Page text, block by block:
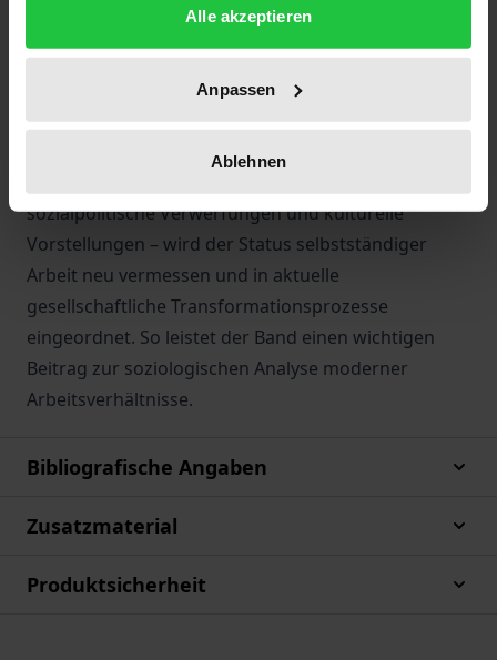
Alle akzeptieren
Anpassen
Ablehnen
Verhältnis von Arbeit und Gesellschaft. Der
Sonderband analysiert ihre soziale Differenzierung,
wohlfahrtsstaatliche Einbettung und kulturelle
Deutung. Er zeigt: Selbstständige Arbeit ist kein
Randphänomen, sondern ein zentraler Bestandteil
sozialpolitische Verwerfungen und kulturelle
Vorstellungen – wird der Status selbstständiger
Arbeit neu vermessen und in aktuelle
gesellschaftliche Transformationsprozesse
eingeordnet. So leistet der Band einen wichtigen
Beitrag zur soziologischen Analyse moderner
Arbeitsverhältnisse.
Bibliografische Angaben
Zusatzmaterial
Produktsicherheit